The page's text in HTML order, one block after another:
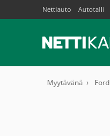
Nettiauto Autotalli
Myytävänä Ford